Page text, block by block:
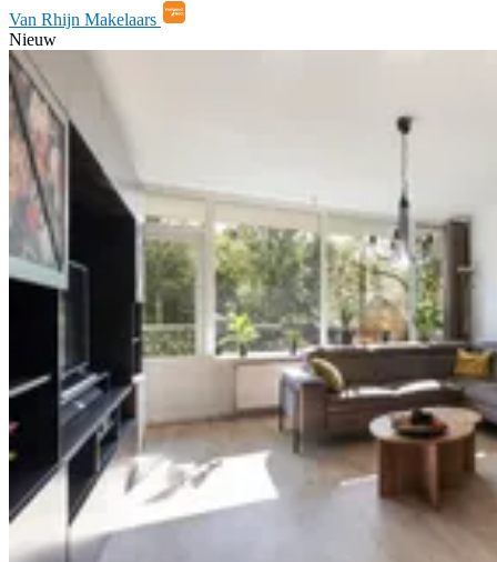
Van Rhijn Makelaars
Nieuw